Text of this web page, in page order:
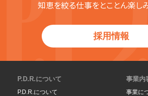
知恵を絞る仕事をとことん楽し
採用情報
P.D.R.について
P.D.R.について
事業内
事業に